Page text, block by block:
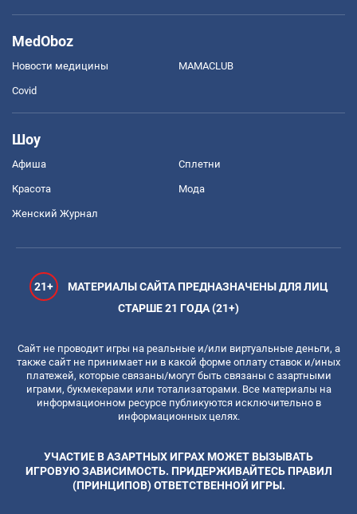
MedOboz
Новости медицины MAMACLUB
Covid
Шоу
Афиша Сплетни
Красота Мода
Женский Журнал
21+
МАТЕРИАЛЫ САЙТА ПРЕДНАЗНАЧЕНЫ ДЛЯ ЛИЦ
СТАРШЕ 21 ГОДА (21+)
Сайт не проводит игры на реальные и/или виртуальные деньги, а
также сайт не принимает ни в какой форме оплату ставок и/иных
платежей, которые связаны/могут быть связаны с азартными
играми, букмекерами или тотализаторами. Все материалы на
информационном ресурсе публикуются исключительно в
информационных целях.
УЧАСТИЕ В АЗАРТНЫХ ИГРАХ МОЖЕТ ВЫЗЫВАТЬ
ИГРОВУЮ ЗАВИСИМОСТЬ. ПРИДЕРЖИВАЙТЕСЬ ПРАВИЛ
(ПРИНЦИПОВ) ОТВЕТСТВЕННОЙ ИГРЫ.